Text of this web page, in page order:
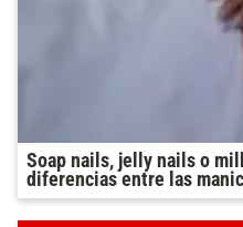
Soap nails, jelly nails o
diferencias entre las